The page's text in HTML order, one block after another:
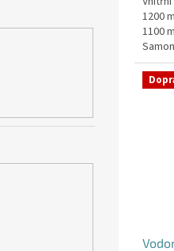
5
1200
1100